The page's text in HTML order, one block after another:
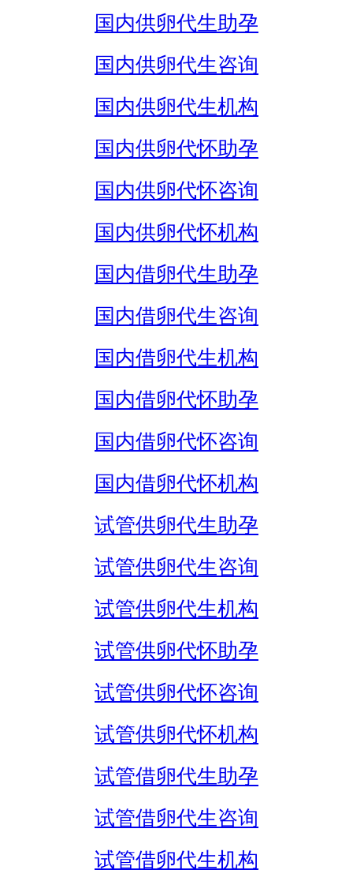
国内供卵代生助孕
国内供卵代生咨询
国内供卵代生机构
国内供卵代怀助孕
国内供卵代怀咨询
国内供卵代怀机构
国内借卵代生助孕
国内借卵代生咨询
国内借卵代生机构
国内借卵代怀助孕
国内借卵代怀咨询
国内借卵代怀机构
试管供卵代生助孕
试管供卵代生咨询
试管供卵代生机构
试管供卵代怀助孕
试管供卵代怀咨询
试管供卵代怀机构
试管借卵代生助孕
试管借卵代生咨询
试管借卵代生机构